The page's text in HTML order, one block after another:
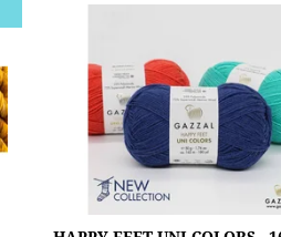
ponožková příze určená pro
pletení a háčkování. Měkká
příze krásně zapadne do
vzoru a jemně...
Dostupnost:
Skladem 2 ks
GAZZAL